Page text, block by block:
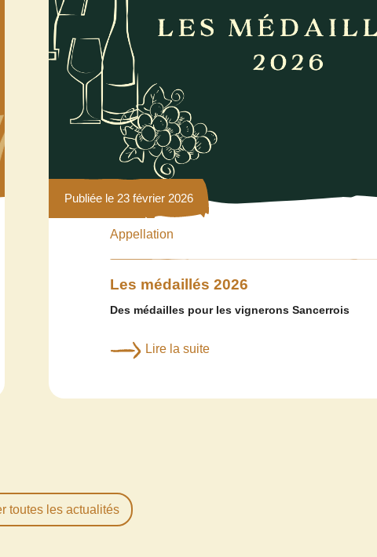
Publiée le 23 février 2026
Appellation
Les médaillés 2026
Des médailles pour les vignerons Sancerrois
Lire la suite
toutes les actualités